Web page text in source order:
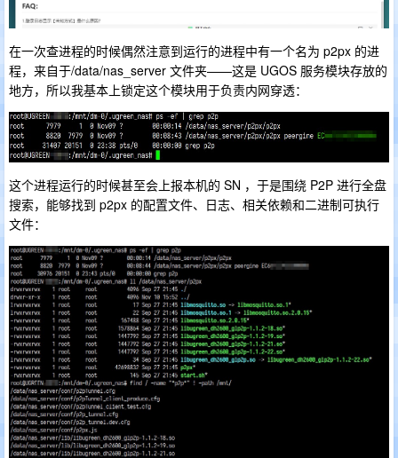
在一次查进程的时候偶然注意到运行的进程中有一个名为 p2px 的进
程，来自于/data/nas_server 文件夹——这是 UGOS 服务模块存放的
地方，所以我基本上锁定这个模块用于负责内网穿透：
这个进程运行的时候甚至会上报本机的 SN ，于是围绕 P2P 进行全盘
搜索，能够找到 p2px 的配置文件、日志、相关依赖和二进制可执行
文件：